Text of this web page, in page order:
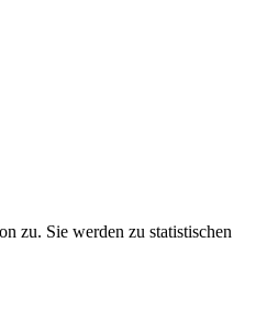
zu. Sie werden zu statistischen